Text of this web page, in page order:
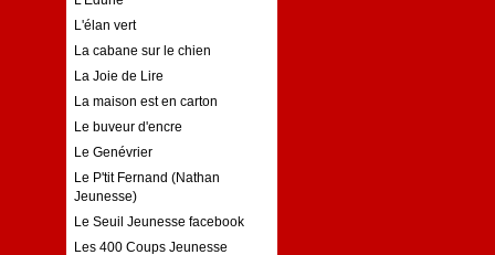
L'élan vert
La cabane sur le chien
La Joie de Lire
La maison est en carton
Le buveur d'encre
Le Genévrier
Le P'tit Fernand (Nathan
Jeunesse)
Le Seuil Jeunesse facebook
Les 400 Coups Jeunesse